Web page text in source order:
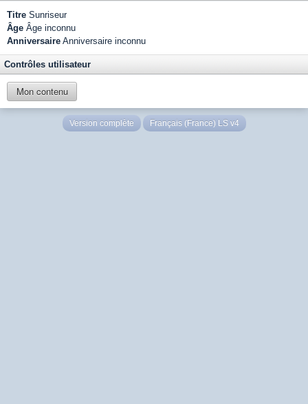
Titre Sunriseur
Âge Âge inconnu
Anniversaire Anniversaire inconnu
Contrôles utilisateur
Mon contenu
Version complète Français (France) LS v4